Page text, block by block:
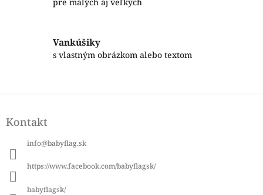
v
i
Vankúšiky
s vlastným obrázkom alebo textom
pKontakt
info@babyflag.sk
https://www.facebook.com/babyflagsk/
babyflagsk/